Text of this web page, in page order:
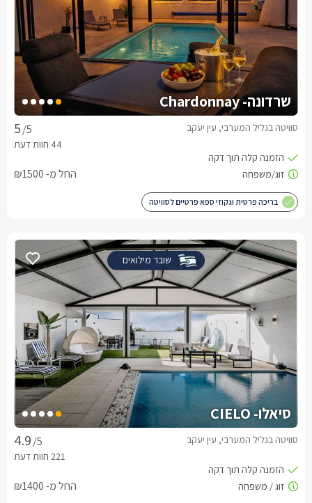
שרדונה- Chardonnay
/5 סוויטה בגליל המערבי, עין יעקב
החל מ- ₪1500
בריכה פרטית וגקוזי ספא פרטיים לסוויטה
שובר מילואים
סיאלו- CIELO
/5 סוויטה בגליל המערבי, עין יעקב
החל מ- ₪1400